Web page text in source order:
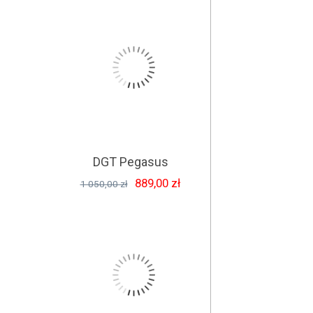
DGT Pegasus
1 050,00 zł 889,00 zł